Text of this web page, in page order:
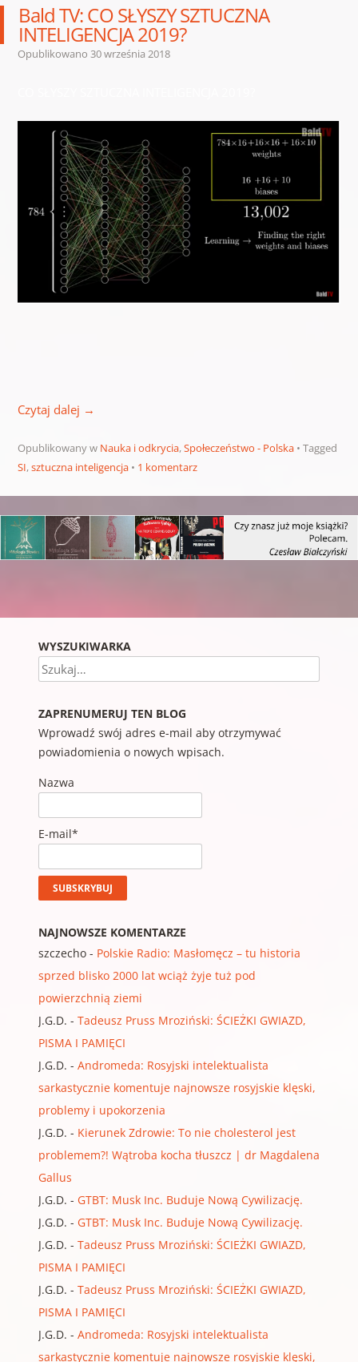
Bald TV: CO SŁYSZY SZTUCZNA
INTELIGENCJA 2019?
Opublikowano 30 września 2018
Czytaj dalej →
Opublikowany w Nauka i odkrycia,Społeczeństwo - Polska
Tagged
SI,sztuczna inteligencja 1 komentarz
WYSZUKIWARKA
Szukaj
ZAPRENUMERUJ TEN BLOG
Wprowadź swój adres e-mail aby otrzymywać
powiadomienia o nowych wpisach.
Nazwa
E-mail*
NAJNOWSZE KOMENTARZE
szczecho- Polskie Radio: Masłomęcz – tu historia
sprzed blisko 2000 lat wciąż żyje tuż pod
powierzchnią ziemi
J.G.D. - Tadeusz Pruss Mroziński: ŚCIEŻKI GWIAZD,
PISMA I PAMIĘCI
J.G.D. - Andromeda: Rosyjski intelektualista
sarkastycznie komentuje najnowsze rosyjskie klęski,
problemy i upokorzenia
J.G.D. - Kierunek Zdrowie: To nie cholesterol jest
problemem?! Wątroba kocha tłuszcz | dr Magdalena
Gallus
J.G.D. - GTBT: Musk Inc. Buduje Nową Cywilizację.
J.G.D. - GTBT: Musk Inc. Buduje Nową Cywilizację.
J.G.D. - Tadeusz Pruss Mroziński: ŚCIEŻKI GWIAZD,
PISMA I PAMIĘCI
J.G.D. - Tadeusz Pruss Mroziński: ŚCIEŻKI GWIAZD,
PISMA I PAMIĘCI
J.G.D. - Andromeda: Rosyjski intelektualista
sarkastycznie komentuje najnowsze rosyjskie klęski,